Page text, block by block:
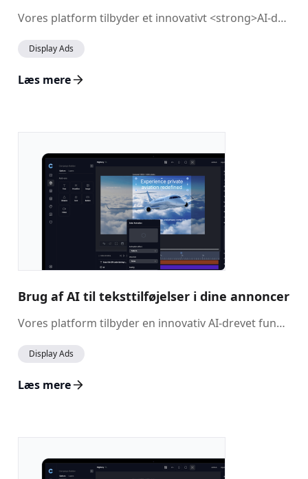
Vores platform tilbyder et innovativt <strong>AI-drevet</strong> værktøj, der hjælper dig med nemt at fjerne baggrunde fra billeder, så du sparer tid og arbejde, samtidig med at dine visuelle elementer fremstår rene og professionelle. Uanset om du arbejder med produktfotos, portrætter eller enhver anden type billede, gør denne funktion det muligt at isolere motivet og skabe et poleret resultat uden behov for manuel redigering.
Display Ads
Læs mere
Brug af AI til teksttilføjelser i dine annoncer
Vores platform tilbyder en innovativ AI-drevet funktion, der hjælper dig med at generere overbevisende og effektiv tekst til dine annoncemoduler. Dette værktøj gør det muligt hurtigt at skabe tekstindhold, der rammer din målgruppe, så du sparer tid og arbejde, samtidig med at dine annoncer forbliver engagerende og effektfulde.
Display Ads
Læs mere